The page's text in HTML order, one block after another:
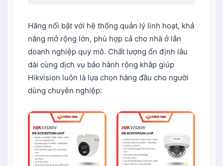
Hãng nổi bật với hệ thống quản lý linh hoạt, khả
năng mở rộng lớn, phù hợp cả cho nhà ở lẫn
doanh nghiệp quy mô. Chất lượng ổn định lâu
dài cùng dịch vụ bảo hành rộng khắp giúp
Hikvision luôn là lựa chọn hàng đầu cho người
dùng chuyên nghiệp: